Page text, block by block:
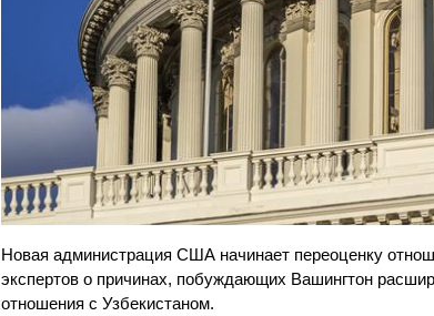
Новая администрация США начинает переоценку
экспертов о причинах, побуждающих Вашингтон
отношения с Узбекистаном.